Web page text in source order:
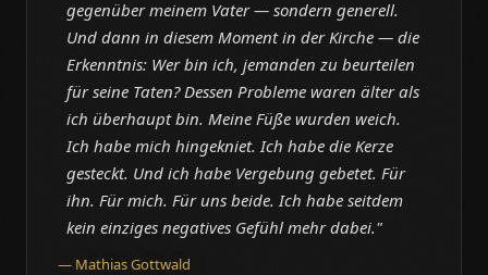
gegenüber meinem Vater — sondern generell.
Und dann in diesem Moment in der Kirche — die
Erkenntnis: Wer bin ich, jemanden zu beurteilen
für seine Taten? Dessen Probleme waren älter als
ich überhaupt bin. Meine Füße wurden weich.
Ich habe mich hingekniet. Ich habe die Kerze
gesteckt. Und ich habe Vergebung gebetet. Für
ihn. Für mich. Für uns beide. Ich habe seitdem
kein einziges negatives Gefühl mehr dabei."
— Mathias Gottwald